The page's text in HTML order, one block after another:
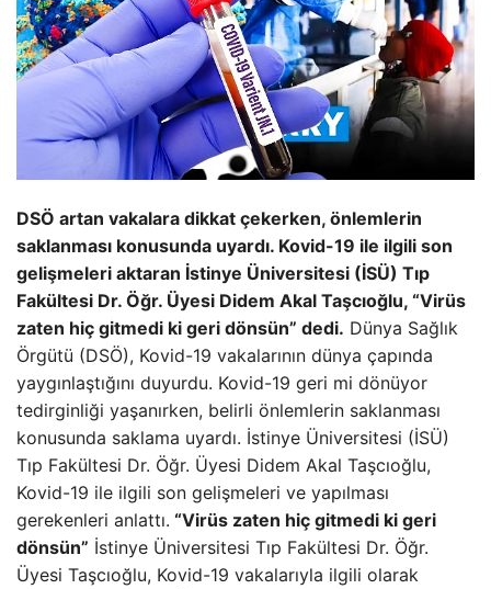
DSÖ artan vakalara dikkat çekerken, önlemlerin
saklanması konusunda uyardı. Kovid-19 ile ilgili son
gelişmeleri aktaran İstinye Üniversitesi (İSÜ) Tıp
Fakültesi Dr. Öğr. Üyesi Didem Akal Taşcıoğlu, “Virüs
zaten hiç gitmedi ki geri dönsün” dedi. Dünya Sağlık
Örgütü (DSÖ), Kovid-19 vakalarının dünya çapında
yaygınlaştığını duyurdu. Kovid-19 geri mi dönüyor
tedirginliği yaşanırken, belirli önlemlerin saklanması
konusunda saklama uyardı. İstinye Üniversitesi (İSÜ)
Tıp Fakültesi Dr. Öğr. Üyesi Didem Akal Taşcıoğlu,
Kovid-19 ile ilgili son gelişmeleri ve yapılması
gerekenleri anlattı. “Virüs zaten hiç gitmedi ki geri
dönsün” İstinye Üniversitesi Tıp Fakültesi Dr. Öğr.
Üyesi Taşcıoğlu, Kovid-19 vakalarıyla ilgili olarak